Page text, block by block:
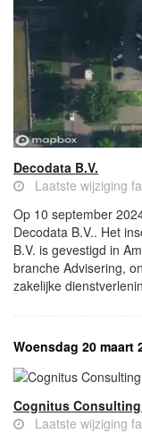
Decodata B.V.
Laatste wijziging
Op 10 september
Decodata B.V.. Het
B.V. is gevestigd in
branche Advisering,
zakelijke
Woensdag 20 maart
Cognitus Consulting
Laatste wijziging